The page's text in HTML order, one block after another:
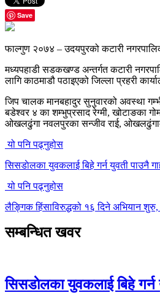
Save
फाल्गुण २०७४ – उदयपुरको कटारी
मध्यपहाडी सडकखण्ड अन्तर्गत कटारी
लागि काठमाडौ पठाइएको जिल्ला प्रहरी
जिप चालक मानबहादुर सुनुवारको अवस्था
बडेश्वर ४ का शम्भुप्रसाद रेग्मी, खोटाङका
ओखलढुंगा नवलपुरका सन्जीव राई,
यो पनि पढ्नुहोस
सिसडाेलका युवकलाई बिहे गर्न युवती पाउनै
यो पनि पढ्नुहोस
लैङ्गिक हिंसाविरुद्धको १६ दिने अभियान शुरु,
सम्बन्धित खवर
सिसडाेलका युवकलाई बिहे गर्न